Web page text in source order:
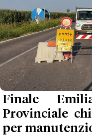
Finale
Provinciale
per